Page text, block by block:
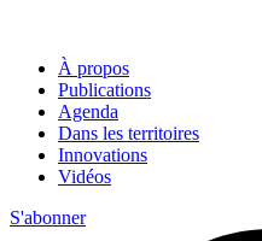
À propos
Publications
Agenda
Dans les territoires
Innovations
Vidéos
S'abonner